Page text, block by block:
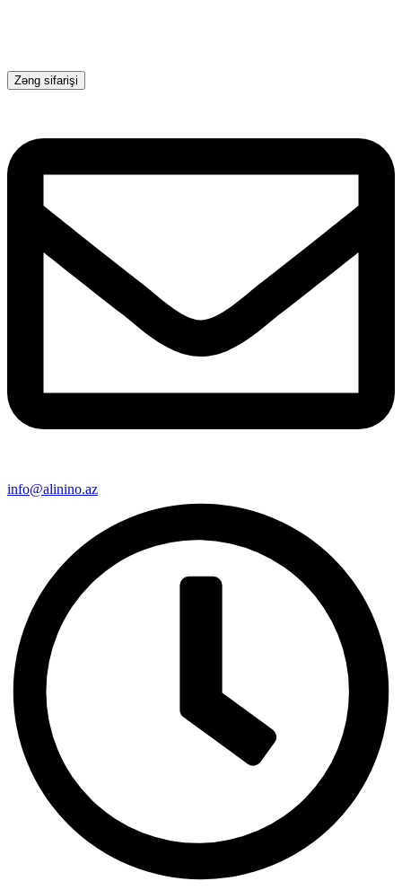
Zəng sifarişi
info@alinino.az